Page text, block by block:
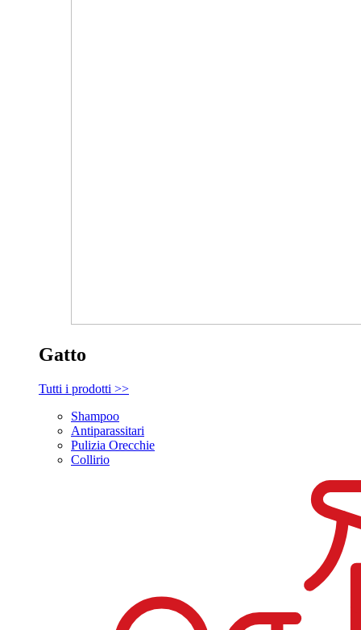
Gatto
Tutti i prodotti >>
Shampoo
Antiparassitari
Pulizia Orecchie
Collirio